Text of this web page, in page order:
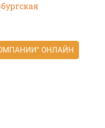
ОНЛАЙН